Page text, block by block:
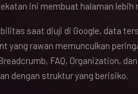
ini membuat halaman
saat diuji di Google, data
yang rawan memunculkan
FAQ, Organization,
dengan struktur yang berisiko.